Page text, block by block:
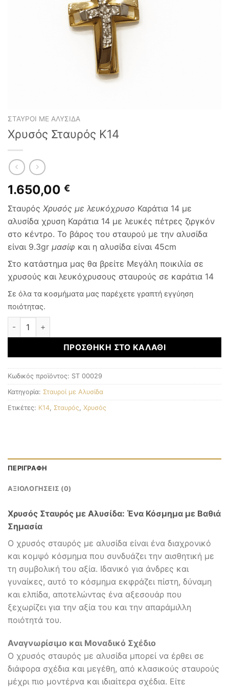
ΣΤΑΥΡΟΊ ΜΕ ΑΛΥΣΊΔΑ
Χρυσός Σταυρός K14
1.650,00 €
Σταυρός Χρυσός με λευκόχρυσο Καράτια 14 με
αλυσίδα χρυση Καράτια 14 με λευκές πέτρες ζιργκόν
στο κέντρο. Το βάρος του σταυρού με την αλυσίδα
είναι 9.3gr μασίφ και η αλυσίδα είναι 45cm
Στο κατάστημα μας θα βρείτε Μεγάλη ποικιλία σε
χρυσούς και λευκόχρυσους σταυρούς σε καράτια 14
Σε όλα τα κοσμήματα μας παρέχετε γραπτή εγγύηση
ποιότητας.
Χρυσός Σταυρός K14 ποσότητα
ΠΡΟΣΘΉΚΗ ΣΤΟ ΚΑΛΆΘΙ
Κωδικός προϊόντος: ST 00029
Κατηγορία: Σταυροί με Αλυσίδα
Ετικέτες: K14 Σταυρός Χρυσός
ΠΕΡΙΓΡΑΦΉ
ΑΞΙΟΛΟΓΉΣΕΙΣ (0)
Χρυσός Σταυρός με Αλυσίδα: Ένα Κόσμημα με Βαθιά
Σημασία
Ο χρυσός σταυρός με αλυσίδα είναι ένα διαχρονικό
και κομψό κόσμημα που συνδυάζει την αισθητική με
τη συμβολική του αξία. Ιδανικό για άνδρες και
γυναίκες, αυτό το κόσμημα εκφράζει πίστη, δύναμη
και ελπίδα, αποτελώντας ένα αξεσουάρ που
ξεχωρίζει για την αξία του και την απαράμιλλη
ποιότητά του.
Αναγνωρίσιμο και Μοναδικό Σχέδιο
Ο χρυσός σταυρός με αλυσίδα μπορεί να έρθει σε
διάφορα σχέδια και μεγέθη, από κλασικούς σταυρούς
μέχρι πιο μοντέρνα και ιδιαίτερα σχέδια. Είτε